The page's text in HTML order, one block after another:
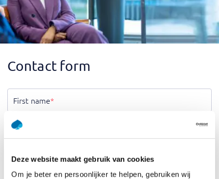
Deze website maakt gebruik van cookies
Om je beter en persoonlijker te helpen, gebruiken wij
Contact form
First name*
Last name